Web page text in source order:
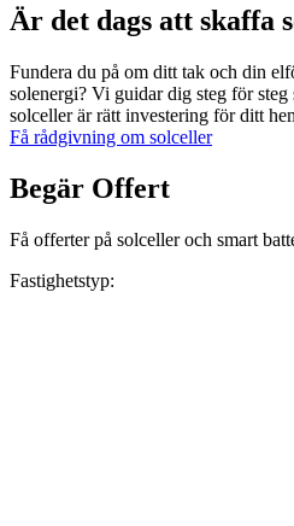
Är det dags att skaffa
Fundera du på om ditt tak och din
solenergi? Vi guidar dig steg för
solceller är rätt investering för ditt
Få rådgivning om solceller
Begär Offert
Få offerter på solceller och smart
Fastighetstyp: